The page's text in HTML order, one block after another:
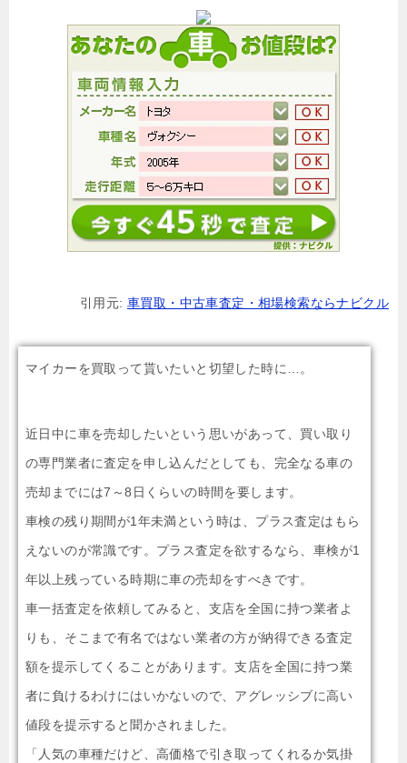
引用元: 車買取・中古車査定・相場検索ならナビクル
マイカーを買取って貰いたいと切望した時に…。
近日中に車を売却したいという思いがあって、買い取り
の専門業者に査定を申し込んだとしても、完全なる車の
売却までには7～8日くらいの時間を要します。
車検の残り期間が1年未満という時は、プラス査定はもら
えないのが常識です。プラス査定を欲するなら、車検が1
年以上残っている時期に車の売却をすべきです。
車一括査定を依頼してみると、支店を全国に持つ業者よ
りも、そこまで有名ではない業者の方が納得できる査定
額を提示してくることがあります。支店を全国に持つ業
者に負けるわけにはいかないので、アグレッシブに高い
値段を提示すると聞かされました。
「人気の車種だけど、高価格で引き取ってくれるか気掛